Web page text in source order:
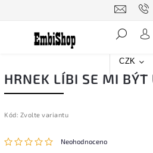
CZK
HRNEK LÍBI SE MI BÝT
Kód: Zvolte variantu
Neohodnoceno